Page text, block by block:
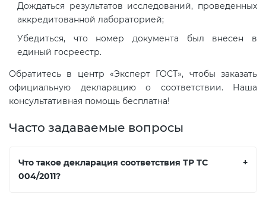
Дождаться результатов исследований, проведенных
аккредитованной лабораторией;
Убедиться, что номер документа был внесен в
единый госреестр.
Обратитесь в центр «Эксперт ГОСТ», чтобы заказать
официальную декларацию о соответствии. Наша
консультативная помощь бесплатна!
Часто задаваемые вопросы
Что такое декларация соответствия ТР ТС
004/2011?
+